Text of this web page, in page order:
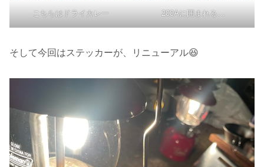
こちらはドライカレー 200Aに囲まれる…
そして今回はステッカーが、リニューアル😆